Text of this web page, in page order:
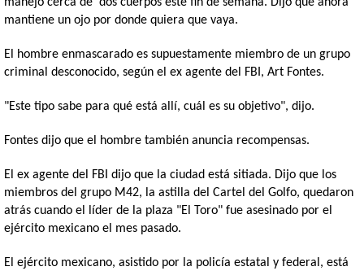
manejo cerca de dos cuerpos este fin de semana. Dijo que ahora
mantiene un ojo por donde quiera que vaya.
El hombre enmascarado es supuestamente miembro de un grupo
criminal desconocido, según el ex agente del FBI, Art Fontes.
"Este tipo sabe para qué está allí, cuál es su objetivo", dijo.
Fontes dijo que el hombre también anuncia recompensas.
El ex agente del FBI dijo que la ciudad está sitiada. Dijo que los
miembros del grupo M42, la astilla del Cartel del Golfo, quedaron
atrás cuando el líder de la plaza "El Toro" fue asesinado por el
ejército mexicano el mes pasado.
El ejército mexicano, asistido por la policía estatal y federal, está